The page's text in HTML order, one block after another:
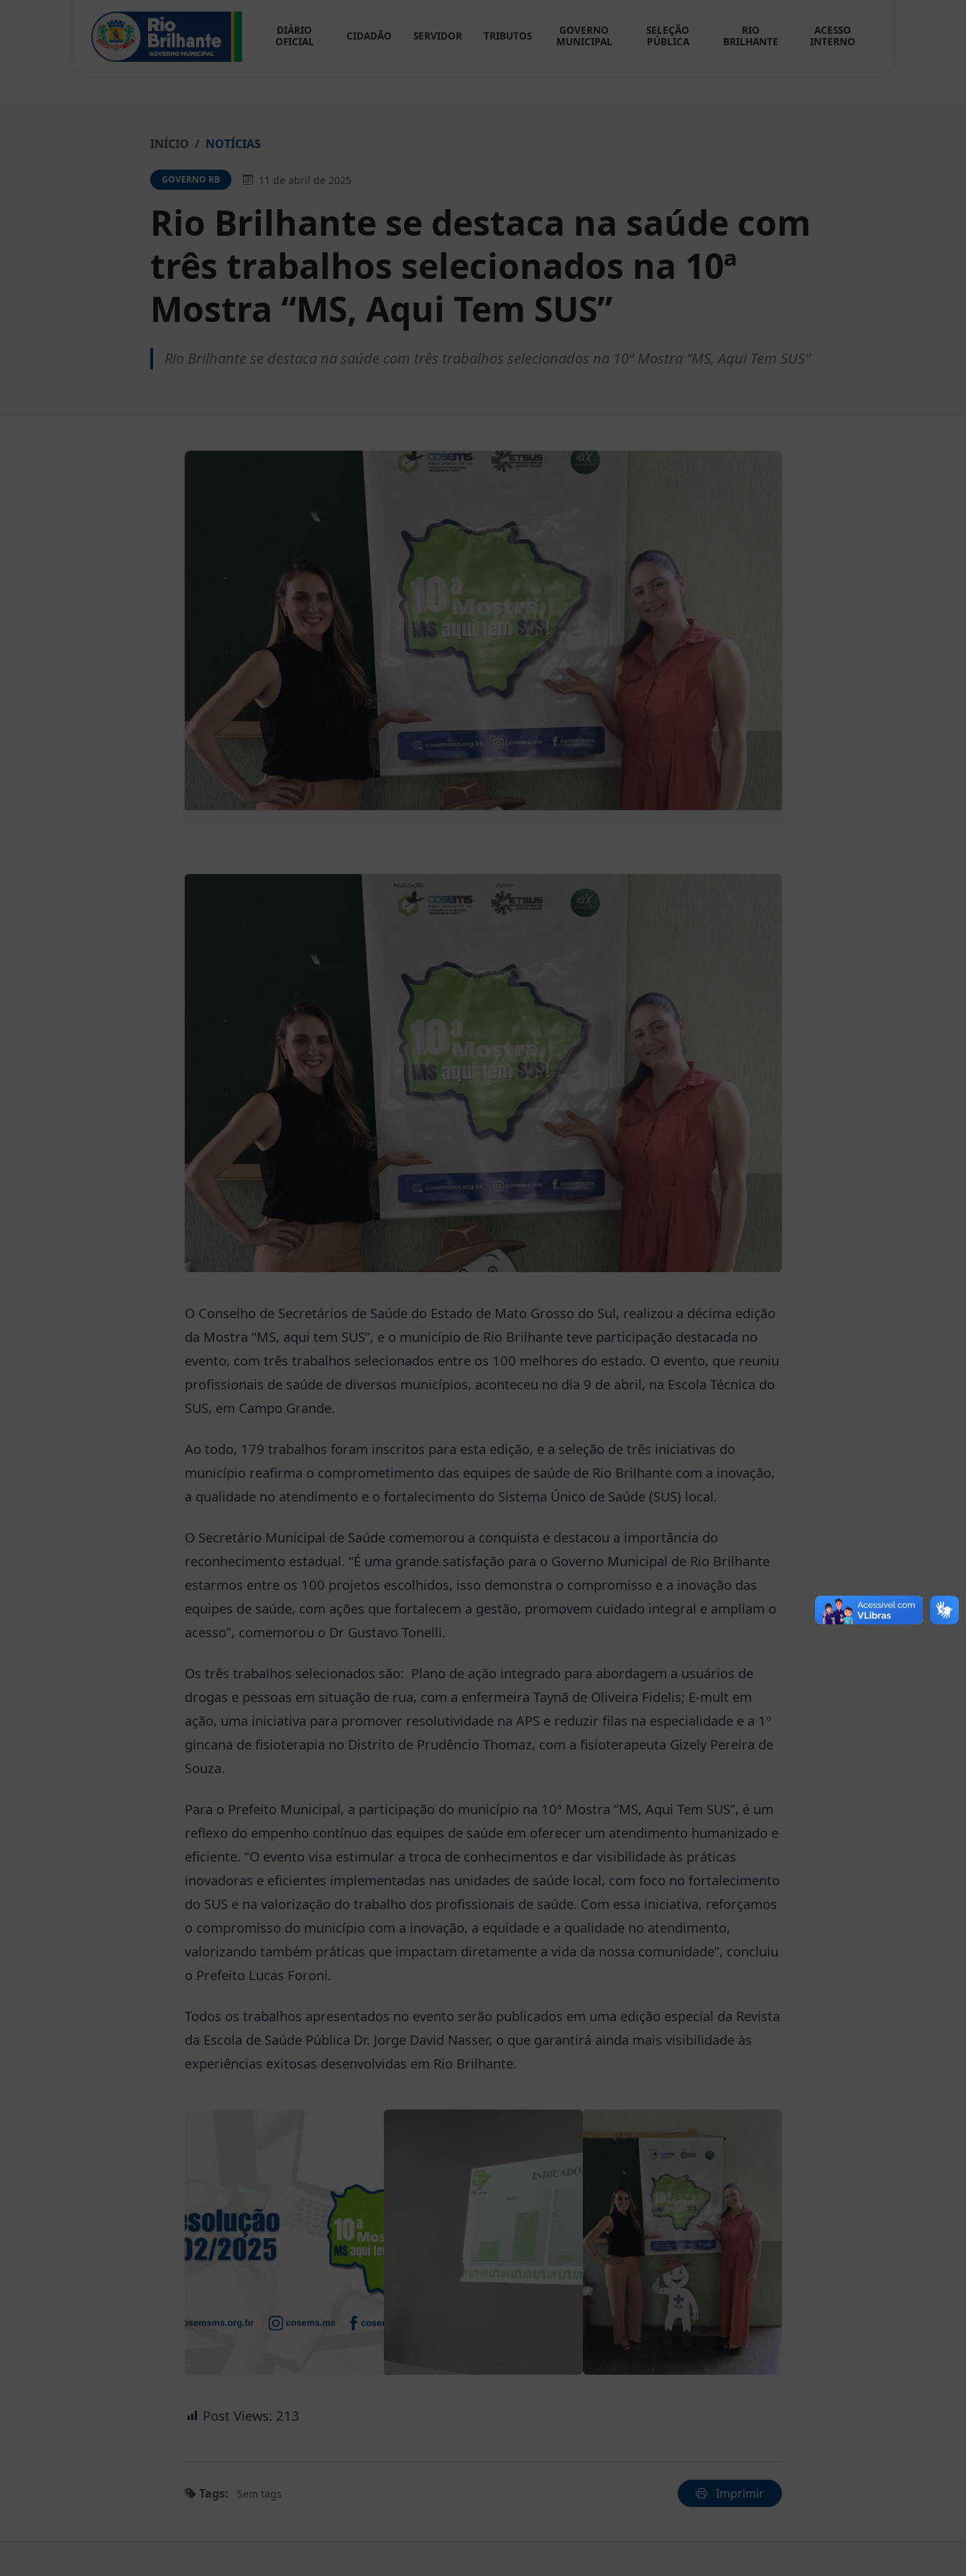
DIÁRIO
OFICIAL
CIDADÃO SERVIDOR TRIBUTOS
GOVERNO
MUNICIPAL
SELEÇÃO
PÚBLICA
RIO
BRILHANTE
ACESSO
INTERNO
INÍCIO NOTÍCIAS
GOVERNO RB 11 de abril de 2025
Rio Brilhante se destaca na saúde com
três trabalhos selecionados na 10ª
Mostra “MS, Aqui Tem SUS”
Rio Brilhante se destaca na saúde com três trabalhos selecionados na 10ª Mostra “MS, Aqui Tem SUS”
O Conselho de Secretários de Saúde do Estado de Mato Grosso do Sul, realizou a décima edição
da Mostra “MS, aqui tem SUS”, e o município de Rio Brilhante teve participação destacada no
evento, com três trabalhos selecionados entre os 100 melhores do estado. O evento, que reuniu
profissionais de saúde de diversos municípios, aconteceu no dia 9 de abril, na Escola Técnica do
SUS, em Campo Grande.
Ao todo, 179 trabalhos foram inscritos para esta edição, e a seleção de três iniciativas do
município reafirma o comprometimento das equipes de saúde de Rio Brilhante com a inovação,
a qualidade no atendimento e o fortalecimento do Sistema Único de Saúde (SUS) local.
O Secretário Municipal de Saúde comemorou a conquista e destacou a importância do
reconhecimento estadual. “É uma grande satisfação para o Governo Municipal de Rio Brilhante
estarmos entre os 100 projetos escolhidos, isso demonstra o compromisso e a inovação das
equipes de saúde, com ações que fortalecem a gestão, promovem cuidado integral e ampliam o
acesso”, comemorou o Dr Gustavo Tonelli.
Os três trabalhos selecionados são: Plano de ação integrado para abordagem a usuários de
drogas e pessoas em situação de rua, com a enfermeira Taynã de Oliveira Fidelis; E-mult em
ação, uma iniciativa para promover resolutividade na APS e reduzir filas na especialidade e a 1º
gincana de fisioterapia no Distrito de Prudêncio Thomaz, com a fisioterapeuta Gizely Pereira de
Souza.
Para o Prefeito Municipal, a participação do município na 10ª Mostra “MS, Aqui Tem SUS”, é um
reflexo do empenho contínuo das equipes de saúde em oferecer um atendimento humanizado e
eficiente. “O evento visa estimular a troca de conhecimentos e dar visibilidade às práticas
inovadoras e eficientes implementadas nas unidades de saúde local, com foco no fortalecimento
do SUS e na valorização do trabalho dos profissionais de saúde. Com essa iniciativa, reforçamos
o compromisso do município com a inovação, a equidade e a qualidade no atendimento,
valorizando também práticas que impactam diretamente a vida da nossa comunidade”, concluiu
o Prefeito Lucas Foroni.
Todos os trabalhos apresentados no evento serão publicados em uma edição especial da Revista
da Escola de Saúde Pública Dr. Jorge David Nasser, o que garantirá ainda mais visibilidade às
experiências exitosas desenvolvidas em Rio Brilhante.
Post Views: 213
Tags: Sem tags Imprimir